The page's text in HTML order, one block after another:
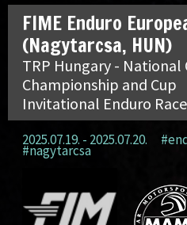
FIME Enduro
(Nagytarcsa, HUN)
TRP Hungary - National
Championship and Cup
Invitational Enduro Race
2025.07.19. - 2025.07.20.
#nagytarcsa